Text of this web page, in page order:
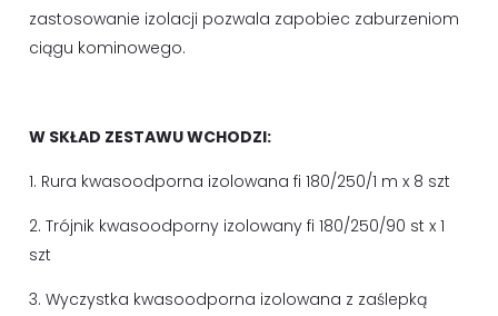
zastosowanie izolacji pozwala zapobiec zaburzeniom
ciągu kominowego.
W SKŁAD ZESTAWU WCHODZI:
1. Rura kwasoodporna izolowana fi 180/250/1 m x 8 szt
2. Trójnik kwasoodporny izolowany fi 180/250/90 st x 1
szt
3. Wyczystka kwasoodporna izolowana z zaślepką